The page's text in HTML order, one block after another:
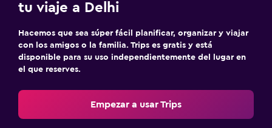
tu viaje a Delhi
Hacemos que sea súper fácil planificar, organizar y viajar
con los amigos o la familia. Trips es gratis y está
disponible para su uso independientemente del lugar en
el que reserves.
Empezar a usar Trips